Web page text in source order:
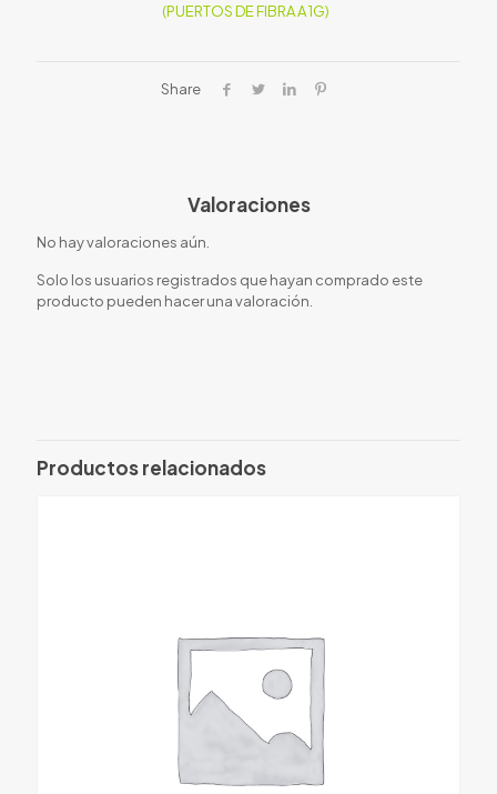
(PUERTOS DE FIBRA A 1G)
Share
Valoraciones
No hay valoraciones aún.
Solo los usuarios registrados que hayan comprado este
producto pueden hacer una valoración.
Productos relacionados